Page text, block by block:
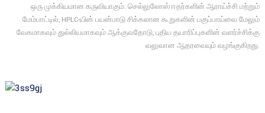
ஒரு முக்கியமான கருவியாகும். செல்லுலோஸ் ஈதர்களின் ஆராய்ச்சி மற்றும்
மேம்பாட்டில், HPLC-யின் பயன்பாடு சிக்கலான கூறுகளின் பகுப்பாய்வை மேலும்
வேகமாகவும் துல்லியமாகவும் ஆக்குவதோடு, புதிய தயாரிப்புகளின் வளர்ச்சிக்கு
வலுவான ஆதரவையும் வழங்குகிறது.